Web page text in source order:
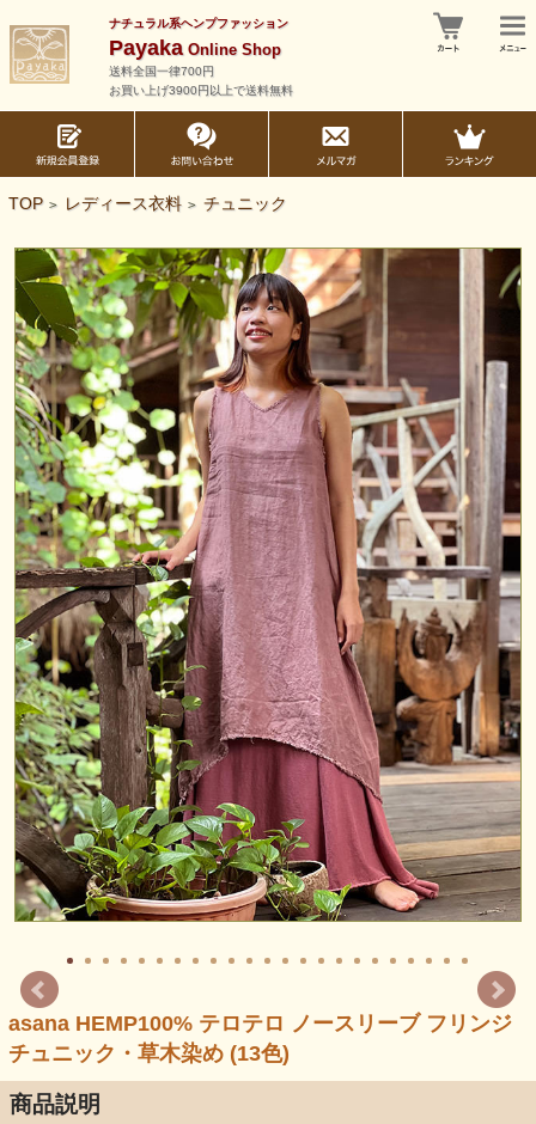
ナチュラル系ヘンプファッション
PayakaOnline Shop
送料全国一律700円
お買い上げ3900円以上で送料無料
TOP > レディース衣料 > チュニック
asana HEMP100% テロテロ ノースリーブ フリンジ
チュニック・草木染め (13色)
商品説明